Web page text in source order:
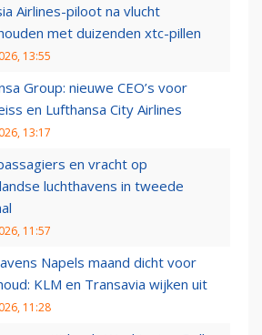
Airlines-piloot na vlucht
met duizenden xtc-pillen
13:55
Group: nieuwe CEO’s voor
en Lufthansa City Airlines
13:17
en vracht op
luchthavens in tweede
11:57
Napels maand dicht voor
KLM en Transavia wijken uit
11:28